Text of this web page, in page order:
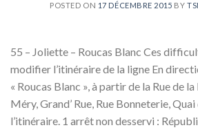
POSTED ON 17 DÉCEMBRE 2015 BY
55 – Joliette – Roucas Blanc Ces
modifier l’itinéraire de la ligne En
« Roucas Blanc », à partir de la Rue de
Méry, Grand’ Rue, Rue Bonneterie,
l’itinéraire. 1 arrêt non desservi :